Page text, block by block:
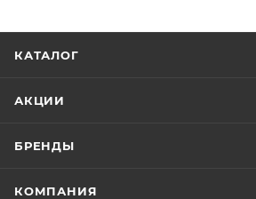
КАТАЛОГ
АКЦИИ
БРЕНДЫ
КОМПАНИЯ